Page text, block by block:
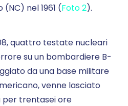
nel 1961 (Foto 2).
quattro testate nucleari
su un bombardiere B-
da una base militare
venne lasciato
per trentasei ore